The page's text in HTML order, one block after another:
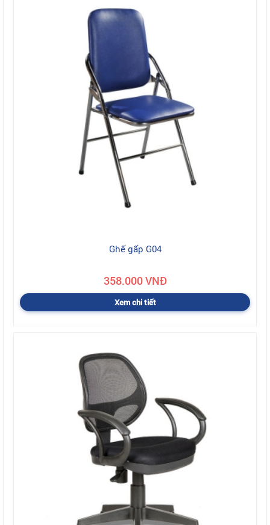
Ghế gấp G04
358.000 VNĐ
Xem chi tiết